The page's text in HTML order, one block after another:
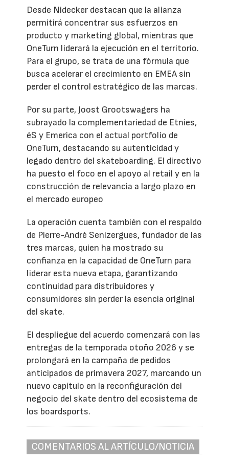
Desde Nidecker destacan que la alianza
permitirá concentrar sus esfuerzos en
producto y marketing global, mientras que
OneTurn liderará la ejecución en el territorio.
Para el grupo, se trata de una fórmula que
busca acelerar el crecimiento en EMEA sin
perder el control estratégico de las marcas.
Por su parte, Joost Grootswagers ha
subrayado la complementariedad de Etnies,
éS y Emerica con el actual portfolio de
OneTurn, destacando su autenticidad y
legado dentro del skateboarding. El directivo
ha puesto el foco en el apoyo al retail y en la
construcción de relevancia a largo plazo en
el mercado europeo
La operación cuenta también con el respaldo
de Pierre-André Senizergues, fundador de las
tres marcas, quien ha mostrado su
confianza en la capacidad de OneTurn para
liderar esta nueva etapa, garantizando
continuidad para distribuidores y
consumidores sin perder la esencia original
del skate.
El despliegue del acuerdo comenzará con las
entregas de la temporada otoño 2026 y se
prolongará en la campaña de pedidos
anticipados de primavera 2027, marcando un
nuevo capítulo en la reconfiguración del
negocio del skate dentro del ecosistema de
los boardsports.
COMENTARIOS AL ARTÍCULO/NOTICIA